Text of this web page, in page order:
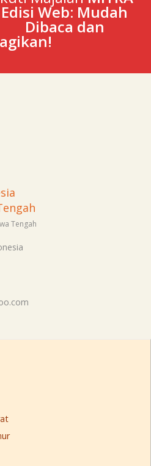
Edisi Web: Mudah
Dibaca dan
Tengah